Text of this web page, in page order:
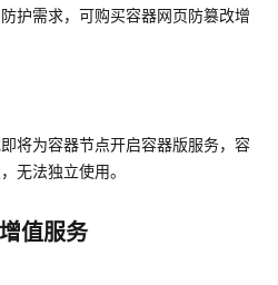
护需求，可购买容器网页防篡改增
将为容器节点开启容器版服务，容
无法独立使用。
值服务